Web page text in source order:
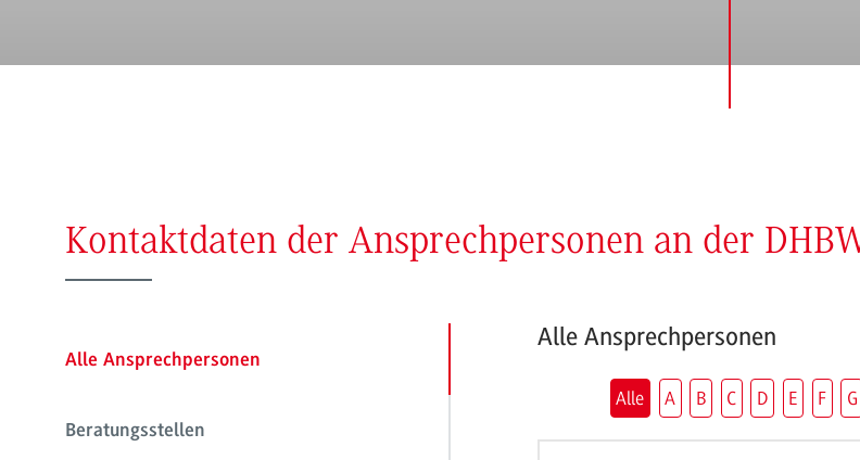
Kontaktdaten der Ansprechpersonen an der
Alle Ansprechpersonen
Beratungsstellen
Alle Ansprechpersonen
Alle A B C D E F G